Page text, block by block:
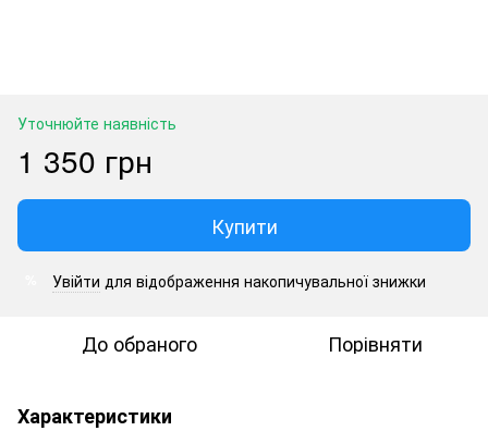
Уточнюйте наявність
1 350 грн
Купити
Увійти для відображення накопичувальної знижки
До обраного Порівняти
Характеристики